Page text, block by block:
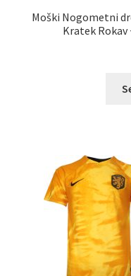
Moški Nogometni
Kratek Rokav